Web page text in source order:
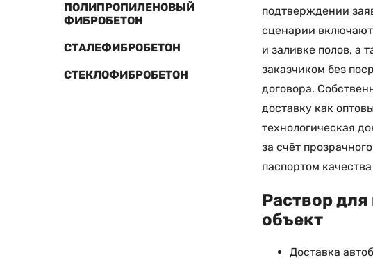
ПОЛИПРОПИЛЕНОВЫЙ
ФИБРОБЕТОН
СТАЛЕФИБРОБЕТОН
СТЕКЛОФИБРОБЕТОН
подтверждении
сценарии включают
и заливке полов, а
заказчиком без
договора.
доставку как
технологическая
за счёт
паспортом
Раствор
объект
Доставка